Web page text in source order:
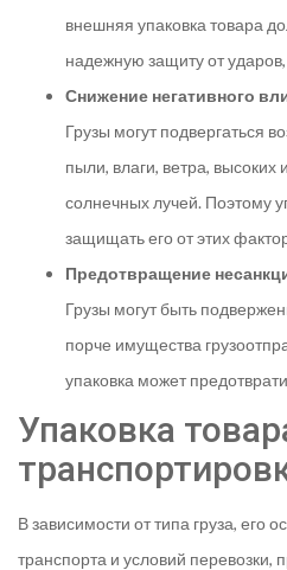
внешняя упаковка товара
надежную защиту от
Снижение негативного
Грузы могут подвергаться
пыли, влаги, ветра, высоких
солнечных лучей. Поэтому
защищать его от этих
Предотвращение
Грузы могут быть
порче имущества
упаковка может
Упаковка
В зависимости от типа груза, его
транспорта и условий